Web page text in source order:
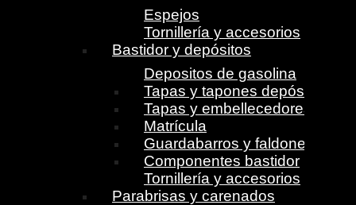
Espejos
Tornillería y accesorios
Bastidor y depósitos
Depositos de gasolina
Tapas y tapones depósito
Tapas y embellecedores
Matrícula
Guardabarros y faldones
Componentes bastidor
Tornillería y accesorios
Parabrisas y carenados